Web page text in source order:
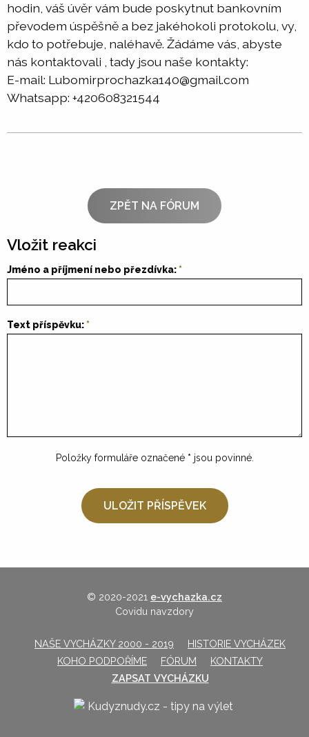
hodin, váš úvěr vám bude poskytnut bankovním
převodem úspěšně a bez jakéhokoli protokolu, vy,
kdo to potřebuje, naléhavě. Žádáme vás, abyste
nás kontaktovali , tady jsou naše kontakty:
E-mail: Lubomirprochazka140@gmail.com
Whatsapp: +420608321544
ZPĚT NA FÓRUM
Vložit reakci
Jméno a příjmení nebo přezdívka:
Text příspěvku:
Položky formuláře označené * jsou povinné.
© 2020-2021 e-vychazka.cz
Covidu navzdory
NAŠE VYCHÁZKY 2000 - 2019
HISTORIE VYCHÁZEK
KOHO PODPOŘÍME
FÓRUM
KONTAKTY
ZAPSAT VYCHÁZKU